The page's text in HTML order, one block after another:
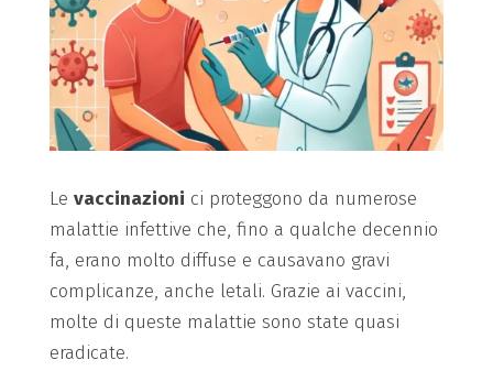
Le vaccinazioni ci proteggono da numerose
malattie infettive che, fino a qualche decennio
fa, erano molto diffuse e causavano gravi
complicanze, anche letali. Grazie ai vaccini,
molte di queste malattie sono state quasi
eradicate.